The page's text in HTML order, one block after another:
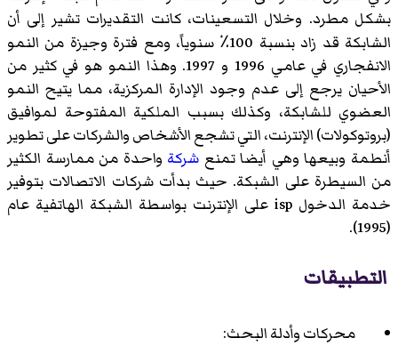
بشكل مطرد. وخلال التسعينات، كانت التقديرات تشير إلى أن
الشابكة قد زاد بنسبة 100٪ سنوياً، ومع فترة وجيزة من النمو
الانفجاري في عامي 1996 و 1997. وهذا النمو هو في كثير من
الأحيان يرجع إلى عدم وجود الإدارة المركزية، مما يتيح النمو
العضوي للشابكة، وكذلك بسبب الملكية المفتوحة لموافيق
(بروتوكولات) الإنترنت، التي تشجع الأشخاص والشركات على تطوير
أنطمة وبيعها وهي أيضا تمنع شركة واحدة من ممارسة الكثير
من السيطرة على الشبكة. حيث بدأت شركات الاتصالات بتوفير
خدمة الدخول isp على الإنترنت بواسطة الشبكة الهاتفية عام
(1995).
التطبيقات
محركات وأدلة البحث: